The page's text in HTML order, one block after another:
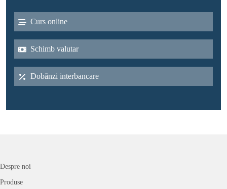
Curs online
Schimb valutar
Dobânzi interbancare
Despre noi
Produse